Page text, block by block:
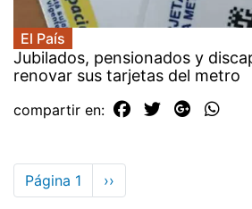
El País
Jubilados, pensionados y
renovar sus tarjetas del metro
compartir en:
Paginación
Página 1
Siguiente
página
››